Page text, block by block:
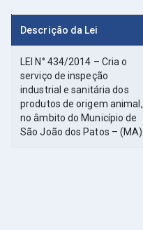
Descrição da Lei
LEI N° 434/2014 – Cria o
serviço de inspeção
industrial e sanitária dos
produtos de origem animal,
no âmbito do Município de
São João dos Patos – (MA).